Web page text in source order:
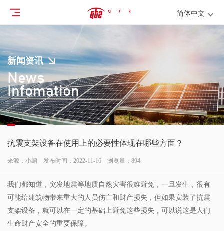
简体中文
新闻资讯
News
Infomation
抗震支架设备在使用上的必要性体现在哪些方面？
来源：小编 发布时间：2022-11-16 浏览量： 894
我们都知道，突发地震等地质自然灾害很难避免，一旦发生，很有
可能给建筑物带来重大的人员伤亡和财产损失，但如果安装了抗震
支架设备，就可以在一定的基础上避免这些损失，可以说这是人们
生命财产安全的重要保障。